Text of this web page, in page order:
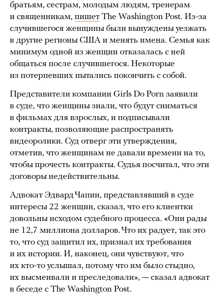
братьям, сестрам, молодым людям, тренерам
и священникам, пишет The Washington Post. Из-за
случившегося женщины были вынуждены уезжать
в другие регионы США и менять имена. Семья как
минимум одной из женщин отказалась с ней
общаться после случившегося. Некоторые
из потерпевших пытались покончить с собой.
Представители компании Girls Do Porn заявили
в суде, что женщины знали, что будут сниматься
в фильмах для взрослых, и подписывали
контракты, позволяющие распространять
видеоролики. Суд отверг эти утверждения,
отметив, что женщинам не давали времени на то,
чтобы прочесть контракты. Судья посчитал, что эти
договоры недействительны.
Адвокат Эдвард Чапин, представлявший в суде
интересы 22 женщин, сказал, что его клиентки
довольны исходом судебного процесса. «Они рады
не 12,7 миллиона долларов. Что их радует, так это
то, что суд защитил их, признал их требования
и их истории. И, наконец, они чувствуют, что
их кто-то услышал, потому что им было стыдно,
их высмеивали и преследовали», — сказал адвокат
в беседе с The Washington Post.